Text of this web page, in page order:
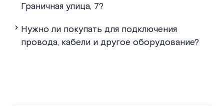
Граничная улица, 7?
Нужно ли покупать для подключения
провода, кабели и другое оборудование?